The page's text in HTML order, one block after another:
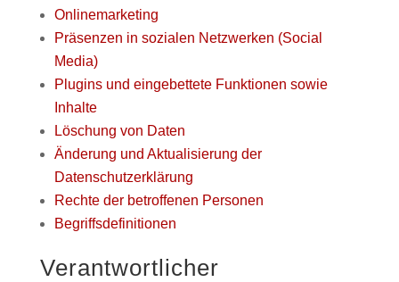
Onlinemarketing
Präsenzen in sozialen Netzwerken (Social
Media)
Plugins und eingebettete Funktionen sowie
Inhalte
Löschung von Daten
Änderung und Aktualisierung der
Datenschutzerklärung
Rechte der betroffenen Personen
Begriffsdefinitionen
Verantwortlicher